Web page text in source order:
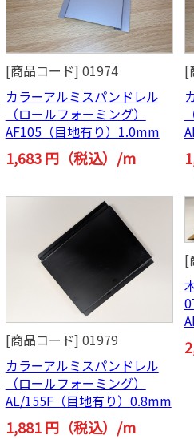
[商品コード] 01974
カラーアルミスパンドレル
（ロールフォーミング）
AF105（目地有り）1.0mm
1,683 円（税込）/m
[
[商品コード] 01979
カラーアルミスパンドレル
（ロールフォーミング）
AL/155F（目地有り）0.8mm
1,881 円（税込）/m
[